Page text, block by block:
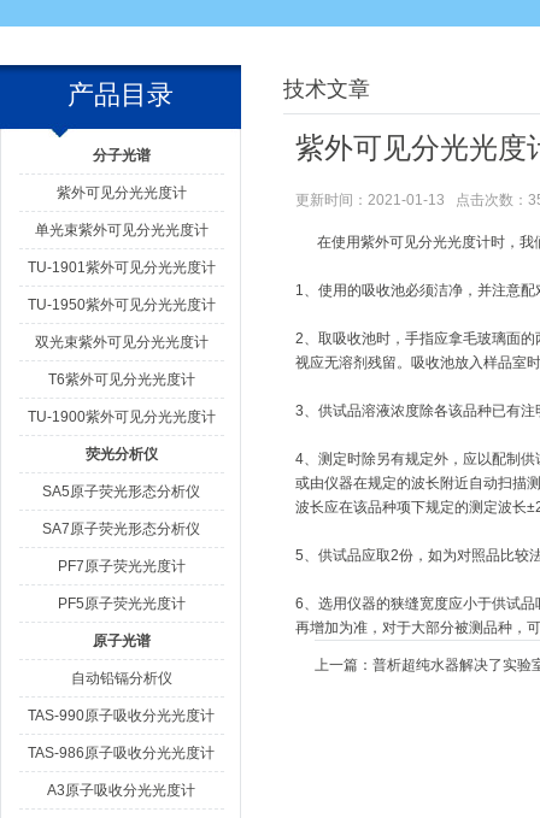
产品目录
分子光谱
紫外可见分光光度计
单光束紫外可见分光光度计
TU-1901紫外可见分光光度计
TU-1950紫外可见分光光度计
双光束紫外可见分光光度计
T6紫外可见分光光度计
TU-1900紫外可见分光光度计
荧光分析仪
SA5原子荧光形态分析仪
SA7原子荧光形态分析仪
PF7原子荧光光度计
PF5原子荧光光度计
原子光谱
自动铅镉分析仪
TAS-990原子吸收分光光度计
TAS-986原子吸收分光光度计
A3原子吸收分光光度计
技术文章
紫外可见分光光度
更新时间：2021-01-13 点击次数：
在使用紫外可见分光光度计时，我
1、使用的吸收池必须洁净，并注意
2、取吸收池时，手指应拿毛玻璃面
视应无溶剂残留。吸收池放入样品室
3、供试品溶液浓度除各该品种已有
4、测定时除另有规定外，应以配制
或由仪器在规定的波长附近自动扫描
波长应在该品种项下规定的测定波长
5、供试品应取2份，如为对照品比较
6、选用仪器的狭缝宽度应小于供试
再增加为准，对于大部分被测品种，
上一篇： 普析超纯水器解决了实验